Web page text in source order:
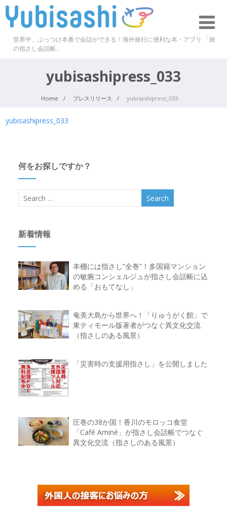
世界中、ぶっつけ本番で会話ができる！海外旅行に便利な本・アプリ 「旅
の指さし会話帳」
yubisashipress_033
Home プレスリリース yubisashipress_033
yubisashipress_033
何をお探しですか？
新着情報
本棚には指さし”全巻”！多国籍マンション
の敏腕コンシェルジュが指さし会話帳に込
める「おもてなし」
奄美大島から世界へ！「りゅうがく館」で
東ティモール版著者がつなぐ異文化交流
（指さしのある風景）
「災害時の支援用指さし」を公開しました
圧巻の38か国！香川のモロッコ食堂
「Café Aminé」が指さし会話帳でつなぐ
異文化交流（指さしのある風景）